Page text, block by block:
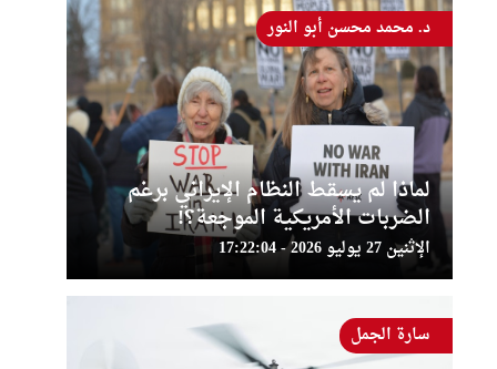
لماذا لم يسقط النظام الإيراني برغم
الضربات الأمريكية الموجعة؟!
الإثنين 27 يوليو 2026 - 17:22:04
د. محمد محسن أبو النور
سارة الجمل